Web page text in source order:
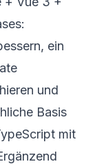
ein
und
Basis
mit